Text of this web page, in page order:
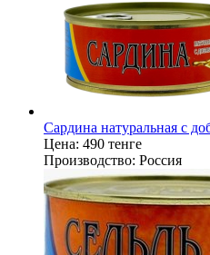
Сардина натуральная с
Цена: 490 тенге
Производство: Россия